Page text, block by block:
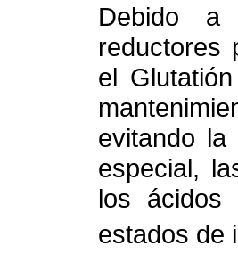
Debido a
reductores
el
evitando la
especial,
los ácidos
estados de